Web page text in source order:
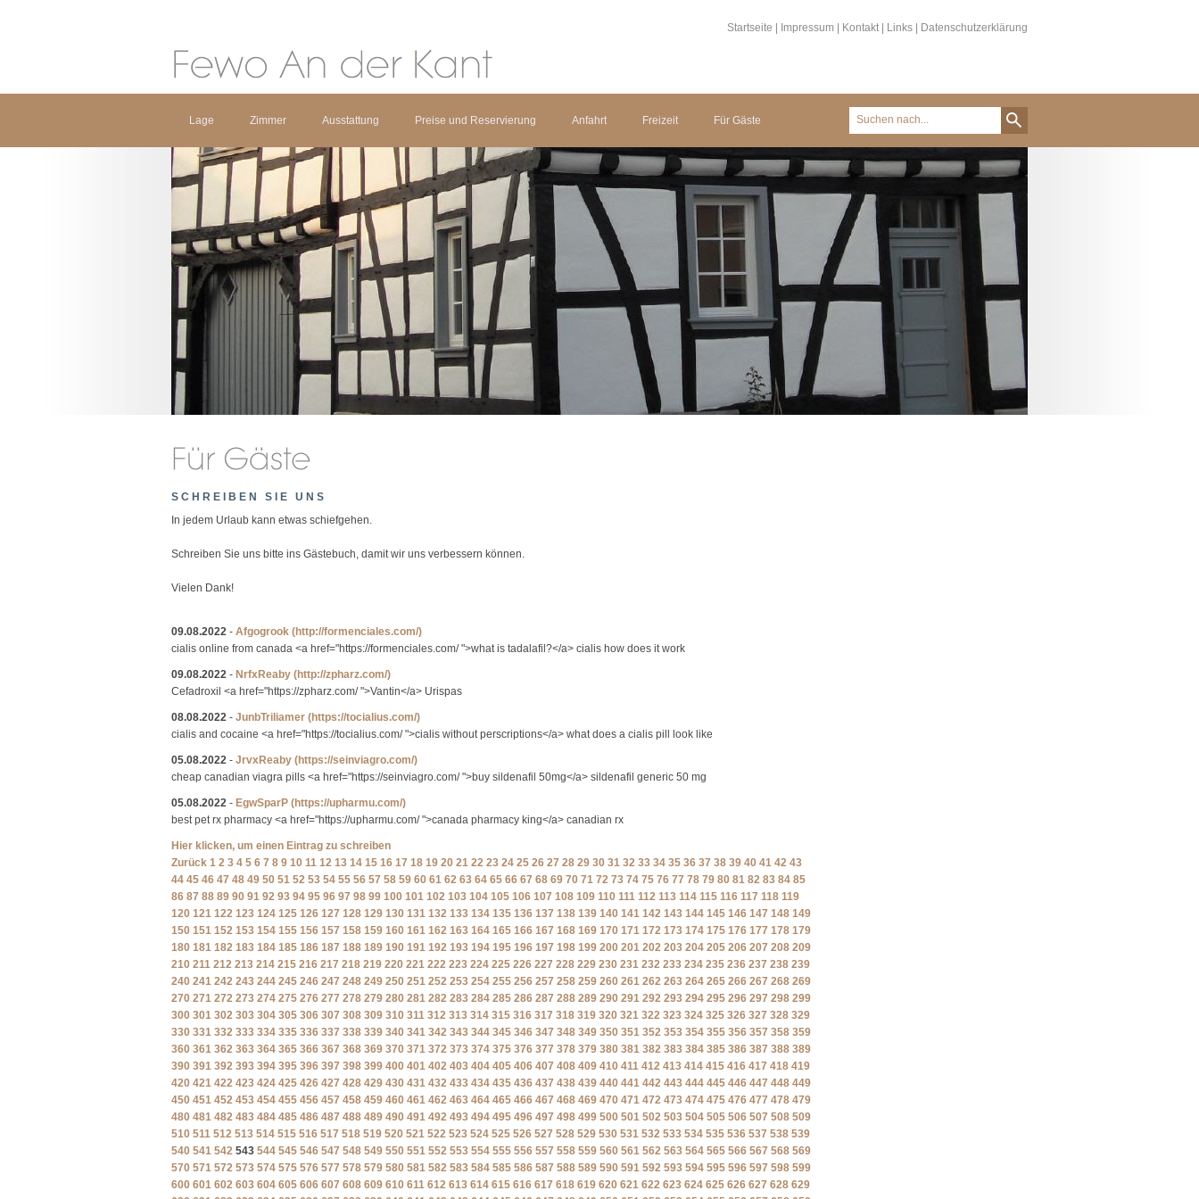
Startseite Impressum Kontakt Links Datenschutzerklärung
Lage Zimmer Ausstattung Preise und Reservierung Anfahrt Freizeit Für Gäste
SCHREIBEN SIE UNS
In jedem Urlaub kann etwas schiefgehen.
Schreiben Sie uns bitte ins Gästebuch, damit wir uns verbessern können.
Vielen Dank!
09.08.2022 - Afgogrook (http://formenciales.com/)
cialis online from canada <a href="https://formenciales.com/ ">what is tadalafil?</a> cialis how does it work
09.08.2022 - NrfxReaby (http://zpharz.com/)
Cefadroxil <a href="https://zpharz.com/ ">Vantin</a> Urispas
08.08.2022 - JunbTriliamer (https://tocialius.com/)
cialis and cocaine <a href="https://tocialius.com/ ">cialis without perscriptions</a> what does a cialis pill look like
05.08.2022 - JrvxReaby (https://seinviagro.com/)
cheap canadian viagra pills <a href="https://seinviagro.com/ ">buy sildenafil 50mg</a> sildenafil generic 50 mg
05.08.2022 - EgwSparP (https://upharmu.com/)
best pet rx pharmacy <a href="https://upharmu.com/ ">canada pharmacy king</a> canadian rx
Hier klicken, um einen Eintrag zu schreiben
Zurück 1 2 3 4 5 6 7 8 9 10 11 12 13 14 15 16 17 18 19 20 21 22 23 24 25 26 27 28 29 30 31 32 33 34 35 36 37 38 39 40 41 42 43
44 45 46 47 48 49 50 51 52 53 54 55 56 57 58 59 60 61 62 63 64 65 66 67 68 69 70 71 72 73 74 75 76 77 78 79 80 81 82 83 84 85
86 87 88 89 90 91 92 93 94 95 96 97 98 99 100 101 102 103 104 105 106 107 108 109 110 111 112 113 114 115 116 117 118 119
120 121 122 123 124 125 126 127 128 129 130 131 132 133 134 135 136 137 138 139 140 141 142 143 144 145 146 147 148 149
150 151 152 153 154 155 156 157 158 159 160 161 162 163 164 165 166 167 168 169 170 171 172 173 174 175 176 177 178 179
180 181 182 183 184 185 186 187 188 189 190 191 192 193 194 195 196 197 198 199 200 201 202 203 204 205 206 207 208 209
210 211 212 213 214 215 216 217 218 219 220 221 222 223 224 225 226 227 228 229 230 231 232 233 234 235 236 237 238 239
240 241 242 243 244 245 246 247 248 249 250 251 252 253 254 255 256 257 258 259 260 261 262 263 264 265 266 267 268 269
270 271 272 273 274 275 276 277 278 279 280 281 282 283 284 285 286 287 288 289 290 291 292 293 294 295 296 297 298 299
300 301 302 303 304 305 306 307 308 309 310 311 312 313 314 315 316 317 318 319 320 321 322 323 324 325 326 327 328 329
330 331 332 333 334 335 336 337 338 339 340 341 342 343 344 345 346 347 348 349 350 351 352 353 354 355 356 357 358 359
360 361 362 363 364 365 366 367 368 369 370 371 372 373 374 375 376 377 378 379 380 381 382 383 384 385 386 387 388 389
390 391 392 393 394 395 396 397 398 399 400 401 402 403 404 405 406 407 408 409 410 411 412 413 414 415 416 417 418 419
420 421 422 423 424 425 426 427 428 429 430 431 432 433 434 435 436 437 438 439 440 441 442 443 444 445 446 447 448 449
450 451 452 453 454 455 456 457 458 459 460 461 462 463 464 465 466 467 468 469 470 471 472 473 474 475 476 477 478 479
480 481 482 483 484 485 486 487 488 489 490 491 492 493 494 495 496 497 498 499 500 501 502 503 504 505 506 507 508 509
510 511 512 513 514 515 516 517 518 519 520 521 522 523 524 525 526 527 528 529 530 531 532 533 534 535 536 537 538 539
540 541 542 543 544 545 546 547 548 549 550 551 552 553 554 555 556 557 558 559 560 561 562 563 564 565 566 567 568 569
570 571 572 573 574 575 576 577 578 579 580 581 582 583 584 585 586 587 588 589 590 591 592 593 594 595 596 597 598 599
600 601 602 603 604 605 606 607 608 609 610 611 612 613 614 615 616 617 618 619 620 621 622 623 624 625 626 627 628 629